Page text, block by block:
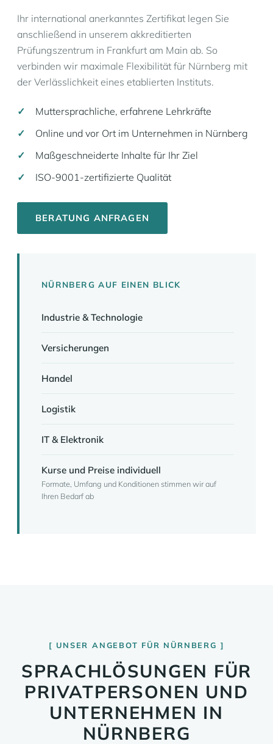
Ihr international anerkanntes Zertifikat legen Sie
anschließend in unserem akkreditierten
Prüfungszentrum in Frankfurt am Main ab. So
verbinden wir maximale Flexibilität für Nürnberg mit
der Verlässlichkeit eines etablierten Instituts.
Muttersprachliche, erfahrene Lehrkräfte
Online und vor Ort im Unternehmen in Nürnberg
Maßgeschneiderte Inhalte für Ihr Ziel
ISO-9001-zertifizierte Qualität
BERATUNG ANFRAGEN
NÜRNBERG AUF EINEN BLICK
Industrie & Technologie
Versicherungen
Handel
Logistik
IT & Elektronik
Kurse und Preise individuell
Formate, Umfang und Konditionen stimmen wir auf
Ihren Bedarf ab
UNSER ANGEBOT FÜR NÜRNBERG
SPRACHLÖSUNGEN FÜR
PRIVATPERSONEN UND
UNTERNEHMEN IN
NÜRNBERG